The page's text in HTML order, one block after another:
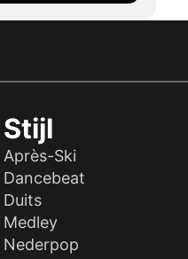
Stijl
Après-Ski
Dancebeat
Duits
Medley
Nederpop